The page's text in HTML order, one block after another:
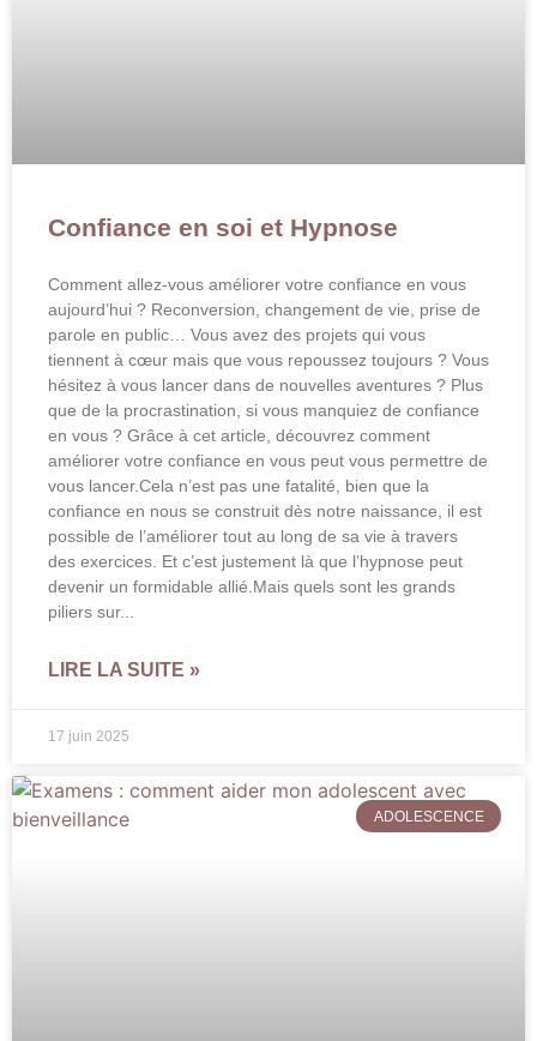
Confiance en soi et Hypnose
Comment allez-vous améliorer votre confiance en vous
aujourd’hui ? Reconversion, changement de vie, prise de
parole en public… Vous avez des projets qui vous
tiennent à cœur mais que vous repoussez toujours ? Vous
hésitez à vous lancer dans de nouvelles aventures ? Plus
que de la procrastination, si vous manquiez de confiance
en vous ? Grâce à cet article, découvrez comment
améliorer votre confiance en vous peut vous permettre de
vous lancer.Cela n’est pas une fatalité, bien que la
confiance en nous se construit dès notre naissance, il est
possible de l’améliorer tout au long de sa vie à travers
des exercices. Et c’est justement là que l’hypnose peut
devenir un formidable allié.Mais quels sont les grands
piliers sur
LIRE LA SUITE »
17 juin 2025
ADOLESCENCE